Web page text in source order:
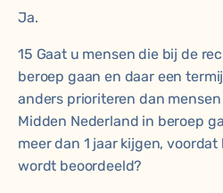
Ja.
15 Gaat u mensen die bij de
beroep gaan en daar een
anders prioriteren dan
Midden Nederland in beroep
meer dan 1 jaar kijgen,
wordt beoordeeld?